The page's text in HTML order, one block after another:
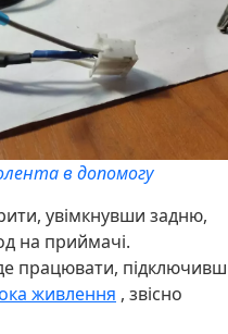
в допомогу
увімкнувши задню,
на приймачі.
працювати,
живлення , звісно